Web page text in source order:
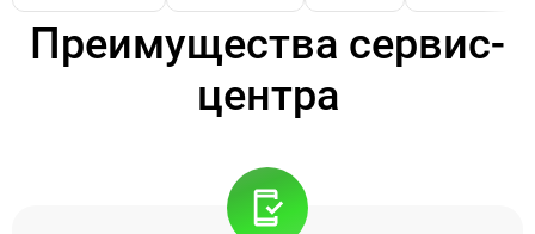
Преимущества сервис-
центра